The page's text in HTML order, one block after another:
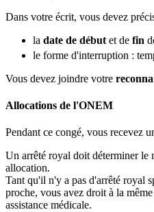
Dans votre écrit, vous devez
la date de début et de fin
le forme d'interruption :
Vous devez joindre votre
Allocations de l'ONEM
Pendant ce congé, vous recevez
Un arrêté royal doit déterminer le
allocation.
Tant qu'il n'y a pas d'arrêté royal
proche, vous avez droit à la
assistance médicale.